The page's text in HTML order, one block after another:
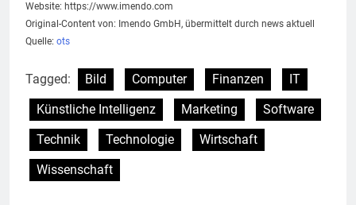
Website: https://www.imendo.com
Original-Content von: Imendo GmbH, übermittelt durch news aktuell
Quelle: ots
Tagged: Bild Computer Finanzen
IT
Künstliche Intelligenz
Marketing
Software
Technik
Technologie
Wirtschaft
Wissenschaft